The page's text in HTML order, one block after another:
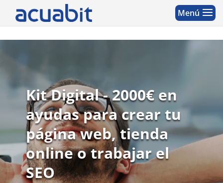
Kit Digital - 2000€ en
ayudas para crear tu
página web, tienda
online o trabajar el
SEO